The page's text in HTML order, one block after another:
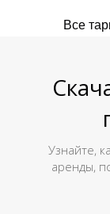
Все
Узнайте,
аренды,